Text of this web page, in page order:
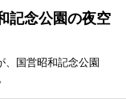
記念公園の夜空
、国営昭和記念公園